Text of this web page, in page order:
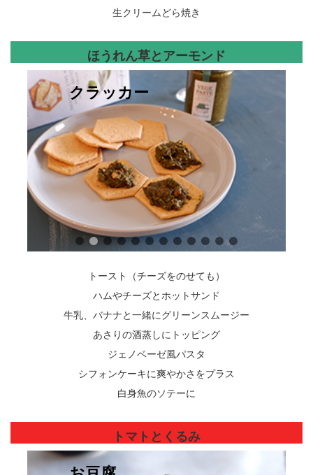
生クリームどら焼き
ほうれん草とアーモンド
シフォンケーキ
トースト（チーズをのせても）
ハムやチーズとホットサンド
牛乳、バナナと一緒にグリーンスムージー
あさりの酒蒸しにトッピング
ジェノベーゼ風パスタ
シフォンケーキに爽やかさをプラス
白身魚のソテーに
トマトとくるみ